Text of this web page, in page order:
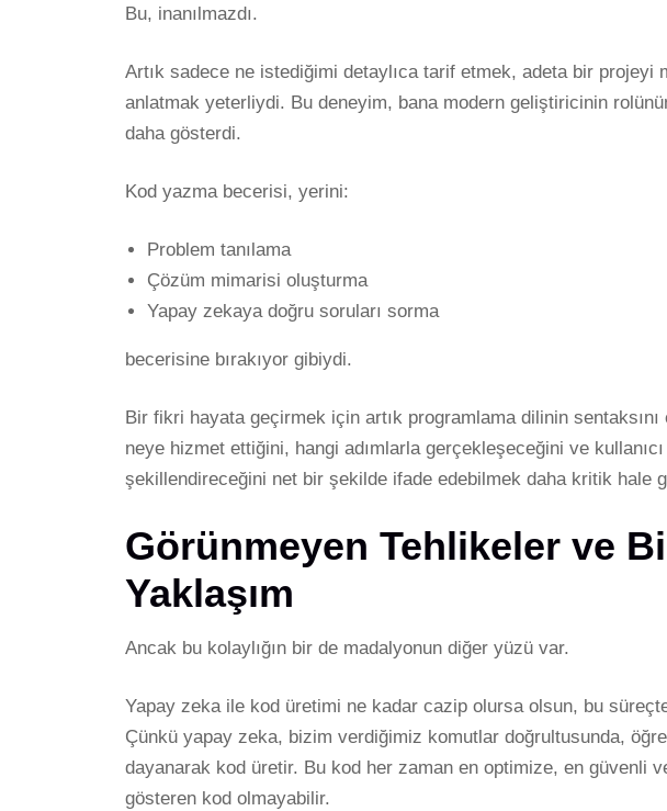
Bu, inanılmazdı.
Artık sadece ne istediğimi detaylıca tarif etmek, adeta bir projeyi
anlatmak yeterliydi. Bu deneyim, bana modern geliştiricinin
daha gösterdi.
Kod yazma becerisi, yerini:
Problem tanılama
Çözüm mimarisi oluşturma
Yapay zekaya doğru soruları sorma
becerisine bırakıyor gibiydi.
Bir fikri hayata geçirmek için artık programlama dilinin
neye hizmet ettiğini, hangi adımlarla gerçekleşeceğini ve
şekillendireceğini net bir şekilde ifade edebilmek daha kritik hale
Görünmeyen Tehlikeler ve
Yaklaşım
Ancak bu kolaylığın bir de madalyonun diğer yüzü var.
Yapay zeka ile kod üretimi ne kadar cazip olursa olsun, bu
Çünkü yapay zeka, bizim verdiğimiz komutlar doğrultusunda,
dayanarak kod üretir. Bu kod her zaman en optimize, en güvenli
gösteren kod olmayabilir.